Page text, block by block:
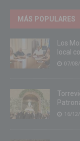
MÁS POPULARES
Los
local
07/
16/